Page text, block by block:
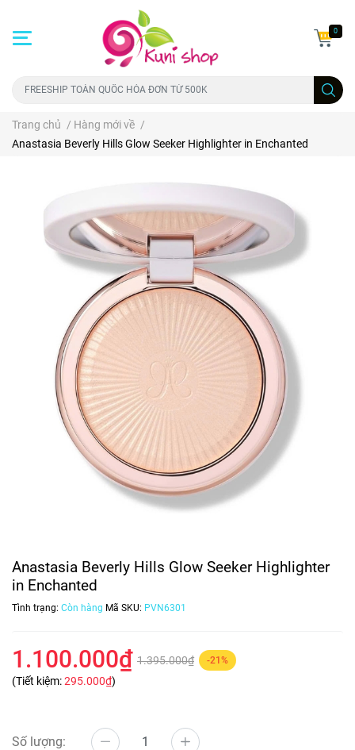
0
Trang chủ / Hàng mới về /
Anastasia Beverly Hills Glow Seeker Highlighter in Enchanted
Anastasia Beverly Hills Glow Seeker Highlighter
in Enchanted
Tình trạng: Còn hàng Mã SKU: PVN6301
1.100.000₫ 1.395.000₫ -21%
(Tiết kiệm:295.000₫)
Số lượng: